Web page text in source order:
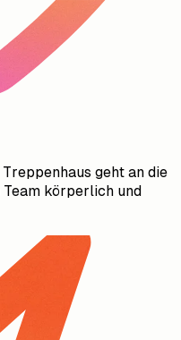
geht an die
körperlich und